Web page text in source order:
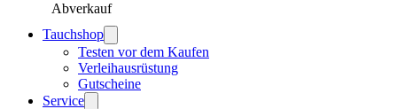
Abverkauf
Tauchshop
Testen vor dem Kaufen
Verleihausrüstung
Gutscheine
Service